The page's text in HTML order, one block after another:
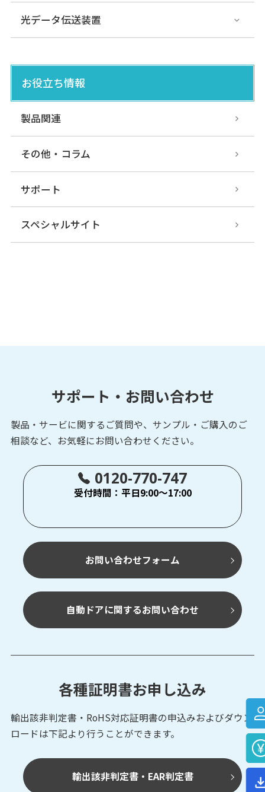
光データ伝送装置
お役立ち情報
製品関連
その他・コラム
サポート
スペシャルサイト
サポート・お問い合わせ
製品・サービに関するご質問や、サンプル・ご購入の ご
相談など、お気軽にお問い合わせください。
0120-770-747
受付時間：平日9:00～17:00
お問い合わせフォーム
自動ドアに関するお問い合わせ
各種証明書お申し込み
輸出該非判定書・RoHS対応証明書の申込みおよびダウン
ロードは下記より行うことができます。
輸出該非判定書・EAR判定書